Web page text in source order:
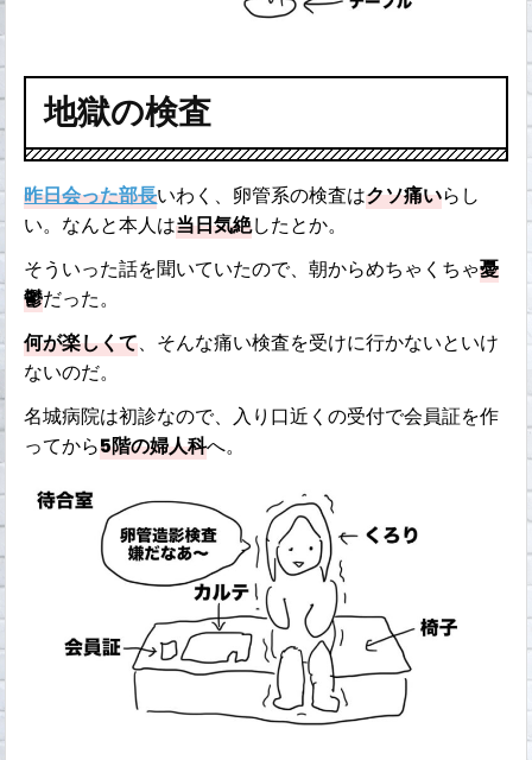
地獄の検査
昨日会った部長いわく、卵管系の検査はクソ痛いらし
い。なんと本人は当日気絶したとか。
そういった話を聞いていたので、朝からめちゃくちゃ憂
鬱だった。
何が楽しくて、そんな痛い検査を受けに行かないといけ
ないのだ。
名城病院は初診なので、入り口近くの受付で会員証を作
ってから5階の婦人科へ。